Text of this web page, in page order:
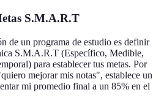
S.M.A.R.T
de un programa de estudio es definir
S.M.A.R.T (Específico, Medible,
para establecer tus metas. Por
mejorar mis notas", establece un
mi promedio final a un 85% en el